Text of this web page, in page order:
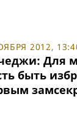
2012,
Для
быть